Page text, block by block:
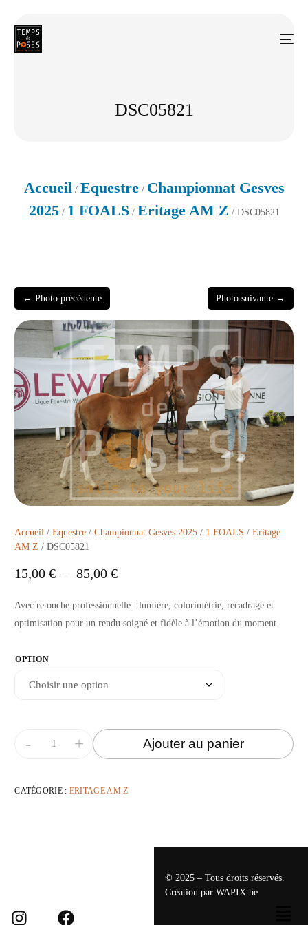
DSC05821
Accueil / Equestre/ Championnat Gesves
2025/ 1 FOALS/ Eritage AM Z / DSC05821
← Photo précédente Photo suivante →
Accueil /Equestre /Championnat Gesves 2025 / 1 FOALS /Eritage
AM Z / DSC05821
15,00€ – 85,00€
Avec retouche professionnelle : lumière, colorimétrie, recadrage et
optimisation pour un rendu soigné et fidèle à l’émotion du moment.
OPTION
+
- Ajouter au panier
CATÉGORIE : ERITAGE AM Z
© 2025 – Tous droits réservés.
Création par WAPIX.be